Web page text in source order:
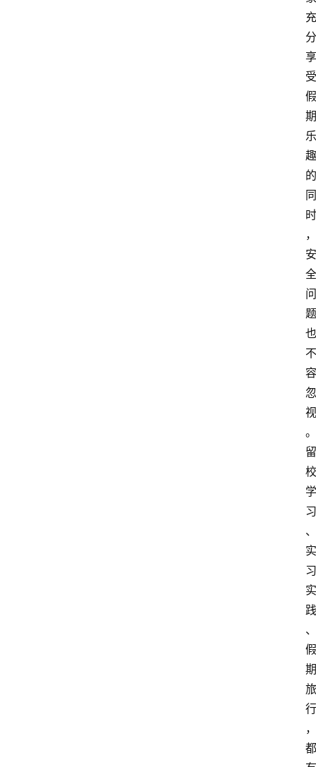
充
分
享
受
假
期
乐
趣
的
同
时
，
安
全
问
题
也
不
容
忽
视
。
留
校
学
习
、
实
习
实
践
、
假
期
旅
行
，
都